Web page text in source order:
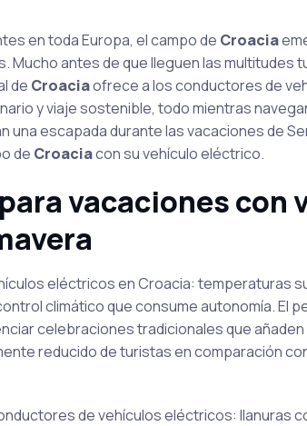
en toda Europa, el campo de Croacia
antes de que lleguen las multitudes
de Croaciaofrece a los conductores de
y viaje sostenible, todo mientras
una escapada durante las vacaciones de
de Croaciacon su vehículo eléctrico.
vacaciones con
eléctricos en Croacia: temperaturas
climático que consume autonomía. El
celebraciones tradicionales que
reducido de turistas en comparación
de vehículos eléctricos: llanuras